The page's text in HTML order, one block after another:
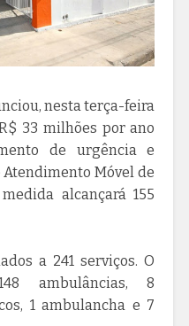
nesta terça-feira
33 milhões por ano
de urgência e
Móvel de
alcançará 155
a 241 serviços. O
ambulâncias, 8
1 ambulancha e 7